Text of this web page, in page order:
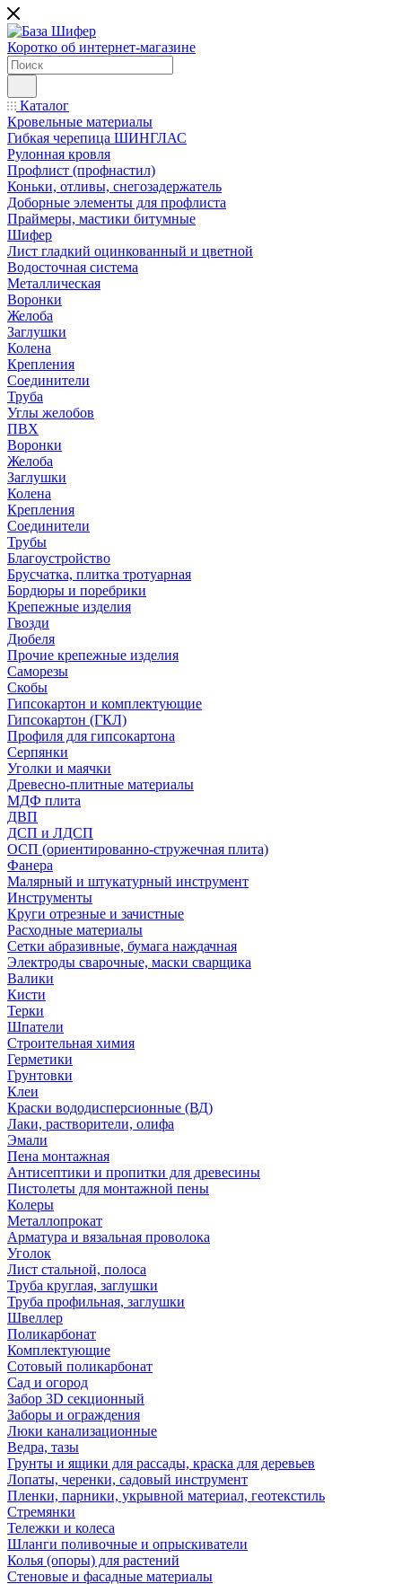
Коротко об интернет-магазине
Каталог
Кровельные материалы
Гибкая черепица ШИНГЛАС
Рулонная кровля
Профлист (профнастил)
Коньки, отливы, снегозадержатель
Доборные элементы для профлиста
Праймеры, мастики битумные
Шифер
Лист гладкий оцинкованный и цветной
Водосточная система
Металлическая
Воронки
Желоба
Заглушки
Колена
Крепления
Соединители
Труба
Углы желобов
ПВХ
Воронки
Желоба
Заглушки
Колена
Крепления
Соединители
Трубы
Благоустройство
Брусчатка, плитка тротуарная
Бордюры и поребрики
Крепежные изделия
Гвозди
Дюбеля
Прочие крепежные изделия
Саморезы
Скобы
Гипсокартон и комплектующие
Гипсокартон (ГКЛ)
Профиля для гипсокартона
Серпянки
Уголки и маячки
Древесно-плитные материалы
МДФ плита
ДВП
ДСП и ЛДСП
ОСП (ориентированно-стружечная плита)
Фанера
Малярный и штукатурный инструмент
Инструменты
Круги отрезные и зачистные
Расходные материалы
Сетки абразивные, бумага наждачная
Электроды сварочные, маски сварщика
Валики
Кисти
Терки
Шпатели
Строительная химия
Герметики
Грунтовки
Клеи
Краски вододисперсионные (ВД)
Лаки, растворители, олифа
Эмали
Пена монтажная
Антисептики и пропитки для древесины
Пистолеты для монтажной пены
Колеры
Металлопрокат
Арматура и вязальная проволока
Уголок
Лист стальной, полоса
Труба круглая, заглушки
Труба профильная, заглушки
Швеллер
Поликарбонат
Комплектующие
Сотовый поликарбонат
Сад и огород
Забор 3D секционный
Заборы и ограждения
Люки канализационные
Ведра, тазы
Грунты и ящики для рассады, краска для деревьев
Лопаты, черенки, садовый инструмент
Пленки, парники, укрывной материал, геотекстиль
Стремянки
Тележки и колеса
Шланги поливочные и опрыскиватели
Колья (опоры) для растений
Стеновые и фасадные материалы